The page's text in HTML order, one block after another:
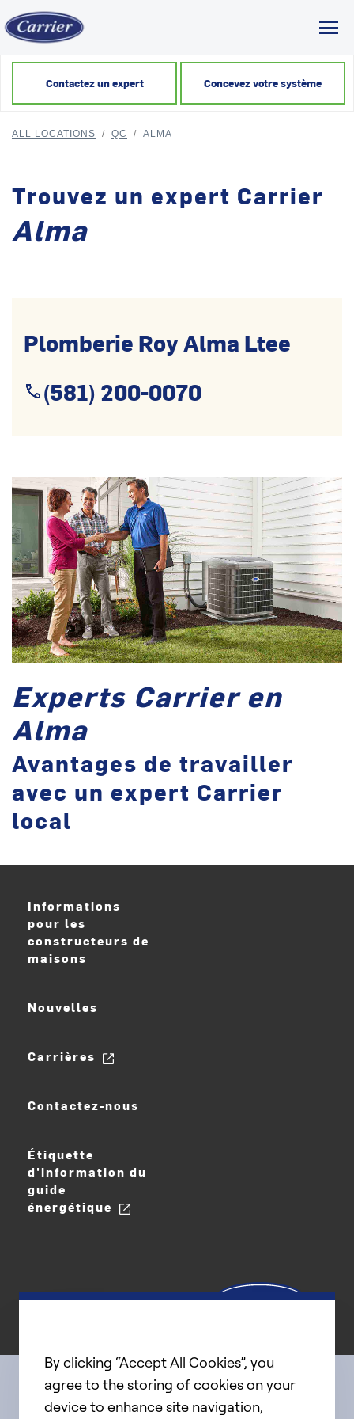
Contactez un expert Concevez votre système
ALL LOCATIONS / QC / ALMA
Trouvez un expert Carrier
Alma
Plomberie Roy Alma Ltee
(581) 200-0070
Experts Carrier en
Alma
Avantages de travailler
avec un expert Carrier
local
Informations
pour les
constructeurs de
maisons
Nouvelles
Carrières
Contactez-nous
Étiquette
d'information du
guide
énergétique
Connect with us
By clicking “Accept All Cookies”, you
agree to the storing of cookies on your
device to enhance site navigation,